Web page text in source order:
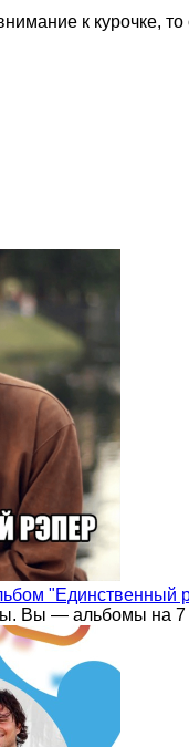
к курочке,
"Единственный
Вы — альбомы на